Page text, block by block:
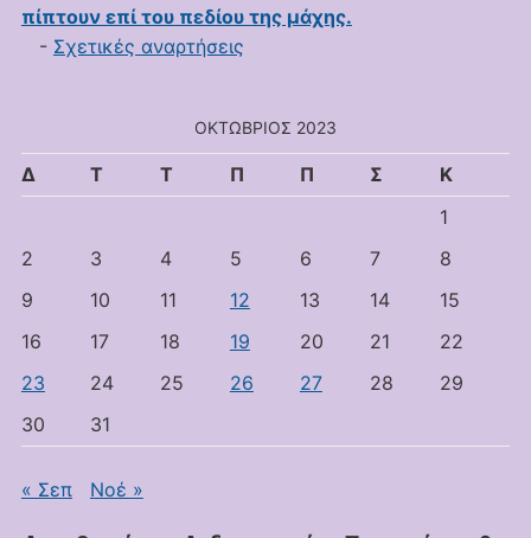
πίπτουν επί του πεδίου της μάχης.
- Σχετικές αναρτήσεις
ΟΚΤΏΒΡΙΟΣ 2023
Δ Τ Τ Π Π Σ
Κ
1
2
3 4 5 6 7
8
9
10 11 12 13 14
15
16
17 18 19 20 21
22
23
24 25 26 27 28
29
30
31
« Σεπ Νοέ »